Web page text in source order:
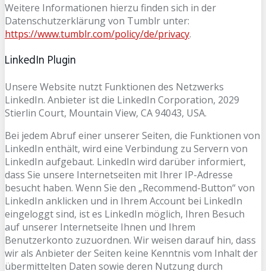
Weitere Informationen hierzu finden sich in der
Datenschutzerklärung von Tumblr unter:
https://www.tumblr.com/policy/de/privacy.
LinkedIn Plugin
Unsere Website nutzt Funktionen des Netzwerks
LinkedIn. Anbieter ist die LinkedIn Corporation, 2029
Stierlin Court, Mountain View, CA 94043, USA.
Bei jedem Abruf einer unserer Seiten, die Funktionen von
LinkedIn enthält, wird eine Verbindung zu Servern von
LinkedIn aufgebaut. LinkedIn wird darüber informiert,
dass Sie unsere Internetseiten mit Ihrer IP-Adresse
besucht haben. Wenn Sie den „Recommend-Button“ von
LinkedIn anklicken und in Ihrem Account bei LinkedIn
eingeloggt sind, ist es LinkedIn möglich, Ihren Besuch
auf unserer Internetseite Ihnen und Ihrem
Benutzerkonto zuzuordnen. Wir weisen darauf hin, dass
wir als Anbieter der Seiten keine Kenntnis vom Inhalt der
übermittelten Daten sowie deren Nutzung durch